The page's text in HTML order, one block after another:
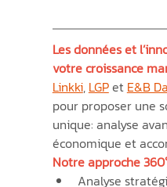
Les données et
votre croissance
Linkki, LGP et E&B
pour proposer une
unique: analyse
économique et
Notre approche
Analyse